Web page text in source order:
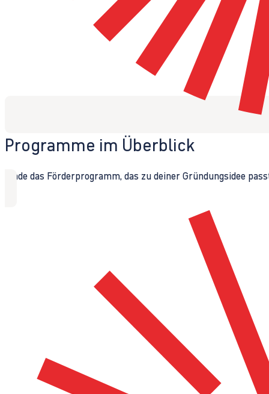
Programme im Überblick
Finde das Förderprogramm, das zu deiner Gründungsidee